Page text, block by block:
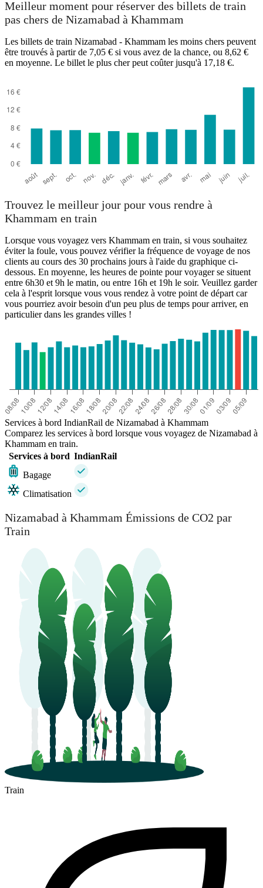
Khammam
Meilleur moment pour réserver des billets de train
pas chers de Nizamabad à Khammam
Les billets de train Nizamabad - Khammam les moins chers peuvent
être trouvés à partir de 7,05 € si vous avez de la chance, ou 8,62 €
en moyenne. Le billet le plus cher peut coûter jusqu'à 17,18 €.
Trouvez le meilleur jour pour vous rendre à
Khammam en train
Lorsque vous voyagez vers Khammam en train, si vous souhaitez
éviter la foule, vous pouvez vérifier la fréquence de voyage de nos
clients au cours des 30 prochains jours à l'aide du graphique ci-
dessous. En moyenne, les heures de pointe pour voyager se situent
entre 6h30 et 9h le matin, ou entre 16h et 19h le soir. Veuillez garder
cela à l'esprit lorsque vous vous rendez à votre point de départ car
vous pourriez avoir besoin d'un peu plus de temps pour arriver, en
particulier dans les grandes villes !
Services à bord IndianRail de Nizamabad à Khammam
Comparez les services à bord lorsque vous voyagez de Nizamabad à
Khammam en train.
Services à bord IndianRail
Bagage
Climatisation
Nizamabad à Khammam Émissions de CO2 par
Train
Train